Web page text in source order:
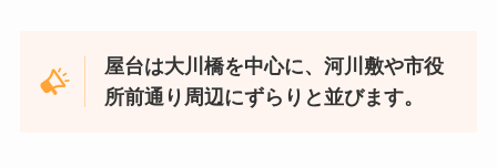
屋台は大川橋を中心に、河川敷や市役
所前通り周辺にずらりと並びます。